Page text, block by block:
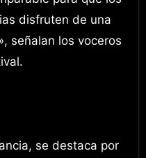
disfruten de una
señalan los voceros
se destaca por